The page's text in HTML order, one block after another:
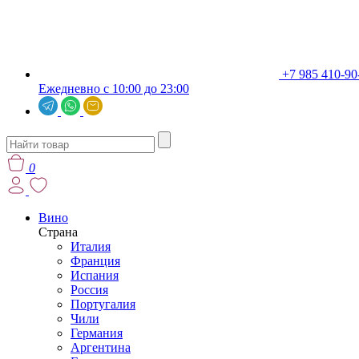
+7 985 410-
Ежедневно с 10:00 до 23:00
0
Вино
Страна
Италия
Франция
Испания
Россия
Португалия
Чили
Германия
Аргентина